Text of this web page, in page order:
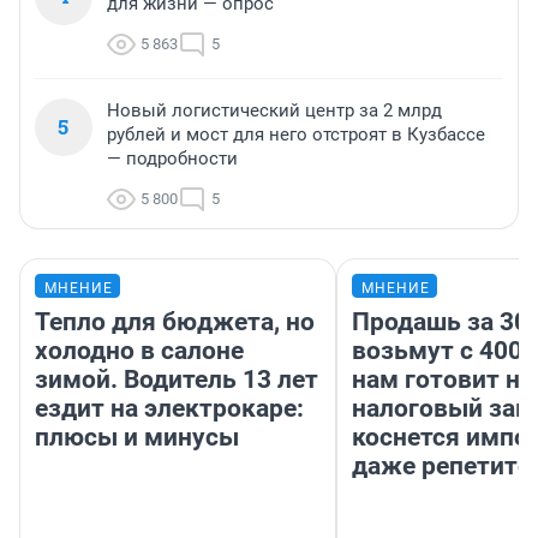
5 863 5
5
Новый логистический центр за 2 млрд
рублей и мост для него отстроят в Кузбассе
— подробности
5 800 5
МНЕНИЕ
Тепло для бюджета, но
холодно в салоне
зимой. Водитель 13 лет
ездит на электрокаре:
плюсы и минусы
МНЕНИЕ
Продашь за
возьмут с
нам готовит
налоговый
коснется
даже